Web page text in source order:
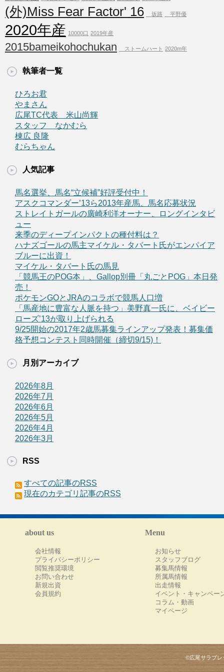
(外)Miss Fear Factor' 16 坂路 平野優
2020年産 10000口 2019年産
2015bameikohochukan ストームハート 2020m年
執筆者一覧
ひろお君
やまさん
広尾TC代表 米山尚輝
スタッフ なかむら
棟広 良隆
むらちゃん
人気記事
馬名選挙、馬名“立候補”好評受付中！
アスクコマンダー’13ら2013年産馬、馬名応募状況
ストレイトガールの廣崎利洋オーナー、ロングインタビ
ュー
来季のディープインパクトの種付料は？
ハナズゴールの馬主マイケル・タバート氏がエンパイア
ブルーに出資！
マイケル・タバート氏の馬見
「競馬王のPOG本」、Gallop別冊「丸ごとPOG」本日発
売！
ポケモンGOとJRAのコラボで競馬人口増
「馬産地に豊富な人脈を持つ」美野真一氏に、ベイビー
ローズ’13が取り上げられる
9/25開始の2017年2歳馬募集ラインアップ発表！募集価
格予想コンテスト同時開催（締切9/15)！
月別アーカイブ
2026年8月
2026年7月
2026年6月
2026年5月
2026年4月
2026年3月
RSS
すべての記事のRSS
現在のカテゴリ記事のRSS